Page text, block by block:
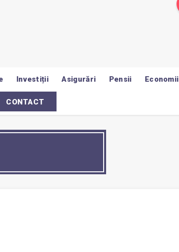
Investiții Asigurări Pensii Economii
CONTACT